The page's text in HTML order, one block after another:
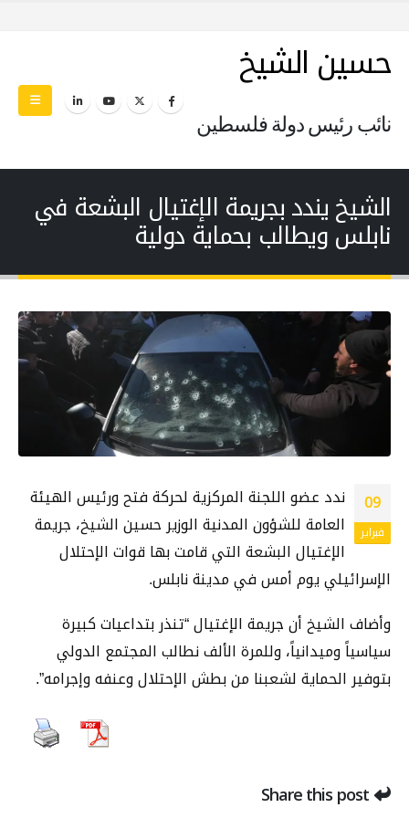
حسين الشيخ
نائب رئيس دولة فلسطين
الشيخ يندد بجريمة الإغتيال البشعة في
نابلس ويطالب بحماية دولية
09
فبراير
ندد عضو اللجنة المركزية لحركة فتح ورئيس الهيئة
العامة للشؤون المدنية الوزير حسين الشيخ، جريمة
الإغتيال البشعة التي قامت بها قوات الإحتلال
الإسرائيلي يوم أمس في مدينة نابلس.
وأضاف الشيخ أن جريمة الإغتيال “تنذر بتداعيات كبيرة
سياسياً وميدانياً، وللمرة الألف نطالب المجتمع الدولي
بتوفير الحماية لشعبنا من بطش الإحتلال وعنفه وإجرامه”.
Share this post